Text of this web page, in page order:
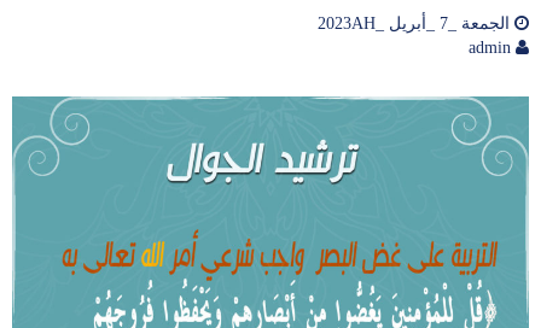
الجمعة _7 _أبريل _2023AH